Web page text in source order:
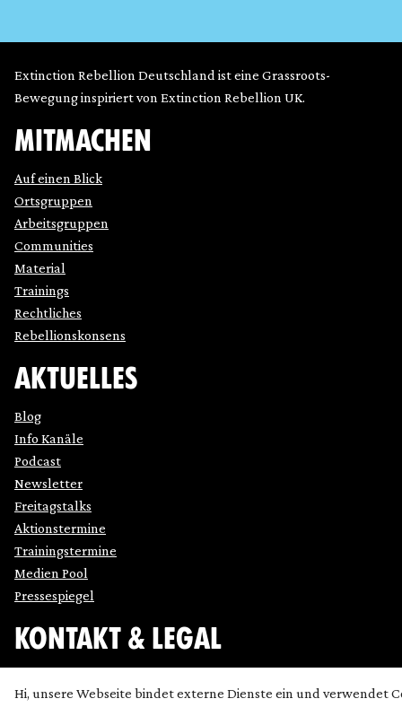
Extinction Rebellion Deutschland ist eine Grassroots-
Bewegung inspiriert von Extinction Rebellion UK.
MITMACHEN
Auf einen Blick
Ortsgruppen
Arbeitsgruppen
Communities
Material
Trainings
Rechtliches
Rebellionskonsens
AKTUELLES
Blog
Info Kanäle
Podcast
Newsletter
Freitagstalks
Aktionstermine
Trainingstermine
Medien Pool
Pressespiegel
KONTAKT & LEGAL
Datenschutz
Hi, unsere Webseite bindet externe Dienste ein und verwendet